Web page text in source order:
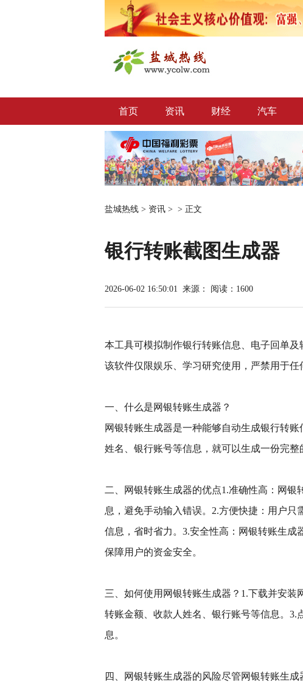
首页 资讯 财经 汽车
盐城热线 > 资讯 > > 正文
银行转账截图生成器
2026-06-02 16:50:01 来源： 阅读：1600
本工具可模拟制作银行转账信息、电子回单
该软件仅限娱乐、学习研究使用，严禁用于任
一、什么是网银转账生成器？
网银转账生成器是一种能够自动生成银行转
姓名、银行账号等信息，就可以生成一份完整
二、网银转账生成器的优点1.准确性高：网
息，避免手动输入错误。2.方便快捷：用户
信息，省时省力。3.安全性高：网银转账生成
保障用户的资金安全。
三、如何使用网银转账生成器？1.下载并安装
转账金额、收款人姓名、银行账号等信息。3.
息。
四、网银转账生成器的风险尽管网银转账生